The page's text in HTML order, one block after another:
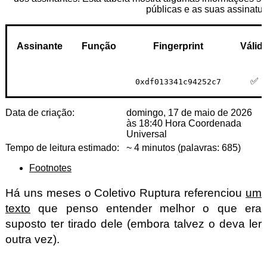
públicas e as suas
Assinante Função Fingerprint
0xdf013341c94252c7 ✅
Data de criação
domingo, 17 de maio de 2026
às 18:40 Hora Coordenada
Universal
Tempo de leitura estimado
~ 4 minutos (palavras: 685)
Footnotes
Há uns meses o Coletivo Ruptura referenciou um
texto que penso entender melhor o que era
suposto ter tirado dele (embora talvez o deva ler
outra vez).